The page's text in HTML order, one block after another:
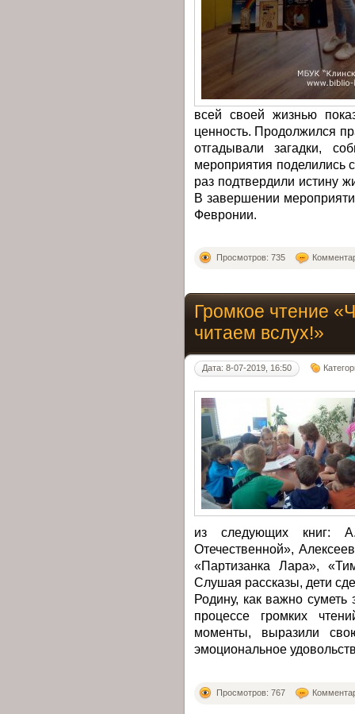
всей своей жизнью
ценность. Продолжился
отгадывали загадки,
мероприятия
раз подтвердили истину
В завершении
Февронии.
Просмотров: 735
Громкое чтение
читаем вслух!»
Дата: 8-07-2019, 16:50
из следующих книг:
Отечественной»,
«Партизанка Лара»,
Слушая рассказы, дети
Родину, как важно
процессе громких
моменты, выразили
эмоциональное
Просмотров: 767